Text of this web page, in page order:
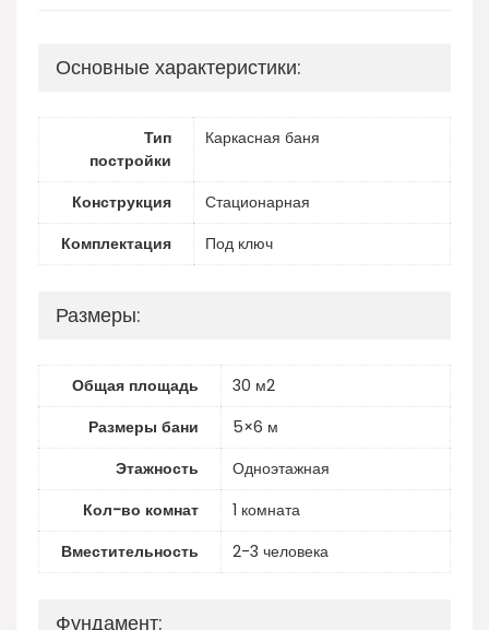
Основные характеристики:
Тип
постройки
Каркасная баня
Конструкция
Стационарная
Комплектация
Под ключ
Размеры:
Общая площадь
30 м2
Размеры бани
5×6 м
Этажность
Одноэтажная
Кол-во комнат
1 комната
Вместительность
2-3 человека
Фундамент: